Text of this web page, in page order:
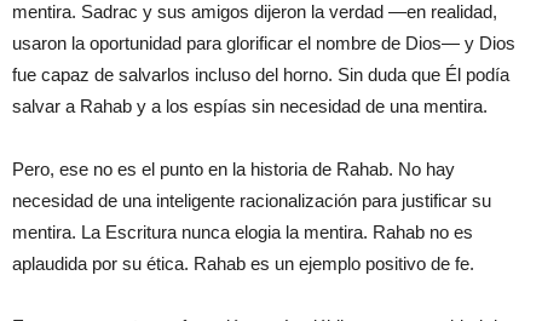
mentira. Sadrac y sus amigos dijeron la verdad —en realidad,
usaron la oportunidad para glorificar el nombre de Dios— y Dios
fue capaz de salvarlos incluso del horno. Sin duda que Él podía
salvar a Rahab y a los espías sin necesidad de una mentira.
Pero, ese no es el punto en la historia de Rahab. No hay
necesidad de una inteligente racionalización para justificar su
mentira. La Escritura nunca elogia la mentira. Rahab no es
aplaudida por su ética. Rahab es un ejemplo positivo de fe.